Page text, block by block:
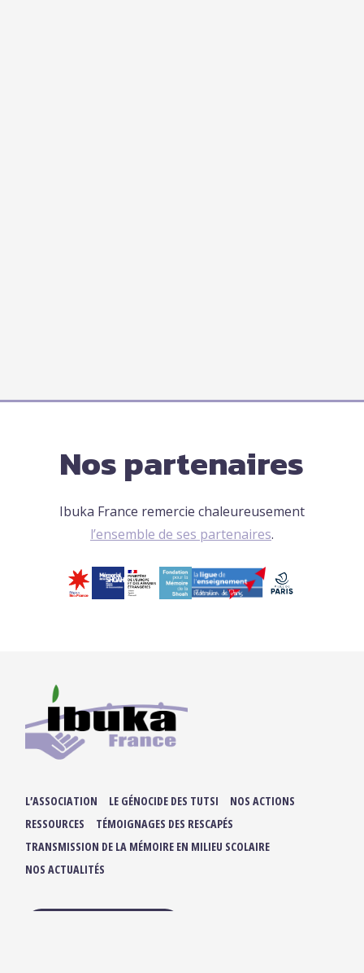
Nos partenaires
Ibuka France remercie chaleureusement
l’ensemble de ses partenaires.
L’ASSOCIATION LE GÉNOCIDE DES TUTSI
NOS ACTIONS
RESSOURCES
TÉMOIGNAGES DES RESCAPÉS
TRANSMISSION DE LA MÉMOIRE EN MILIEU SCOLAIRE
NOS ACTUALITÉS